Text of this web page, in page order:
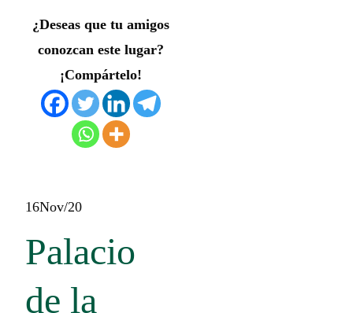
¿Deseas que tu amigos
conozcan este lugar?
¡Compártelo!
16Nov/20
Palacio
de la